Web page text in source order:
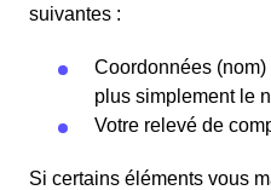
suivantes :
Coordonnées
plus simplement le
Votre relevé de
Si certains éléments vous